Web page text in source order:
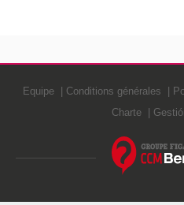
Equipe Conditions générales
Charte